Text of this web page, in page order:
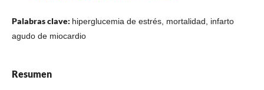
Palabras clave: hiperglucemia de estrés, mortalidad, infarto
agudo de miocardio
Resumen